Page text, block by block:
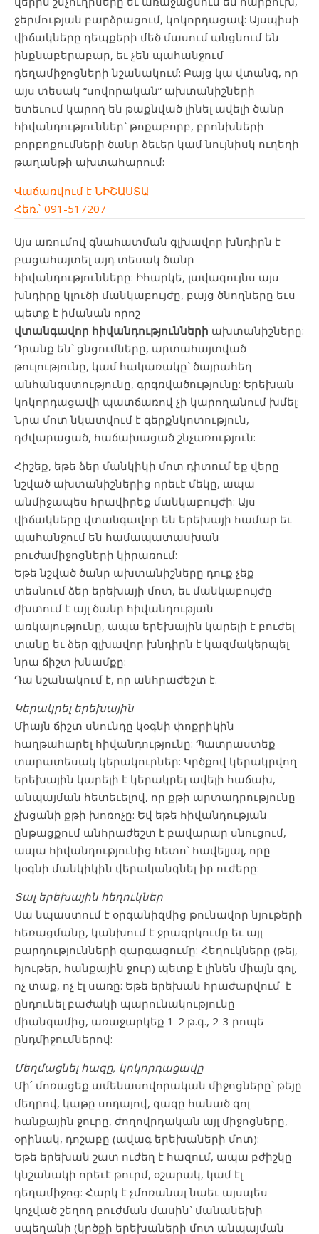
ջերմության բարձրացում, կոկորդացավ: Այսպիսի
վիճակները դեպքերի մեծ մասում անցնում են
ինքնաբերաբար, եւ չեն պահանջում
դեղամիջոցների նշանակում: Բայց կա վտանգ, որ
այս տեսակ “սովորական” ախտանիշների
ետեւում կարող են թաքնված լինել ավելի ծանր
հիվանդություններ` թոքաբորբ, բրոնխների
բորբոքումների ծանր ձեւեր կամ նույնիսկ ուղեղի
թաղանթի ախտահարում:
Վաճառվում է ՆԻՇԱՍՏԱ
Հեռ.՝ 091-517207
Այս առումով գնահատման գլխավոր խնդիրն է
բացահայտել այդ տեսակ ծանր
հիվանդությունները: Իհարկե, լավագույնս այս
խնդիրը կլուծի մանկաբույժը, բայց ծնողները եւս
պետք է իմանան որոշ
վտանգավոր հիվանդությունների ախտանիշները:
Դրանք են` ցնցումները, արտահայտված
թուլությունը, կամ հակառակը` ծայրահեղ
անհանգստությունը, գրգռվածությունը: Երեխան
կոկորդացավի պատճառով չի կարողանում խմել:
Նրա մոտ նկատվում է գերքնկոտություն,
դժվարացած, հաճախացած շնչառություն:
Հիշեք, եթե ձեր մանկիկի մոտ դիտում եք վերը
նշված ախտանիշներից որեւէ մեկը, ապա
անմիջապես հրավիրեք մանկաբույժի: Այս
վիճակները վտանգավոր են երեխայի համար եւ
պահանջում են համապատասխան
բուժամիջոցների կիրառում:
Եթե նշված ծանր ախտանիշները դուք չեք
տեսնում ձեր երեխայի մոտ, եւ մանկաբույժը
ժխտում է այլ ծանր հիվանդության
առկայությունը, ապա երեխային կարելի է բուժել
տանը եւ ձեր գլխավոր խնդիրն է կազմակերպել
նրա ճիշտ խնամքը:
Դա նշանակում է, որ անհրաժեշտ է.
Կերակրել երեխային
Միայն ճիշտ սնունդը կօգնի փոքրիկին
հաղթահարել հիվանդությունը: Պատրաստեք
տարատեսակ կերակուրներ: Կրծքով կերակրվող
երեխային կարելի է կերակրել ավելի հաճախ,
անպայման հետեւելով, որ քթի արտադրությունը
չխցանի քթի խոռոչը: Եվ եթե հիվանդության
ընթացքում անհրաժեշտ է բավարար սնուցում,
ապա հիվանդությունից հետո` հավելյալ, որը
կօգնի մանկիկին վերականգնել իր ուժերը:
Տալ երեխային հեղուկներ
Սա նպաստում է օրգանիզմից թունավոր նյութերի
հեռացմանը, կանխում է ջրազրկումը եւ այլ
բարդությունների զարգացումը: Հեղուկները (թեյ,
հյութեր, հանքային ջուր) պետք է լինեն միայն գոլ,
ոչ տաք, ոչ էլ սառը: Եթե երեխան հրաժարվում է
ընդունել բաժակի պարունակությունը
միանգամից, առաջարկեք 1-2 թ.գ., 2-3 րոպե
ընդմիջումներով:
Մեղմացնել հազը, կոկորդացավը
Մի՛ մոռացեք ամենասովորական միջոցները` թեյը
մեղրով, կաթը սոդայով, գազը հանած գոլ
հանքային ջուրը, ժողովրդական այլ միջոցները,
օրինակ, դոշաբը (ավագ երեխաների մոտ):
Եթե երեխան շատ ուժեղ է հազում, ապա բժիշկը
կնշանակի որեւէ թուրմ, օշարակ, կամ էլ
դեղամիջոց: Հարկ է չմոռանալ նաեւ այսպես
կոչված շեղող բուժման մասին` մանանեխի
սպեղանի (կրծքի երեխաների մոտ անպայման